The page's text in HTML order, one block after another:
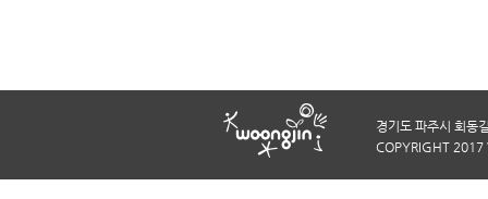
경기도 파주시 회동
COPYRIGHT 2017